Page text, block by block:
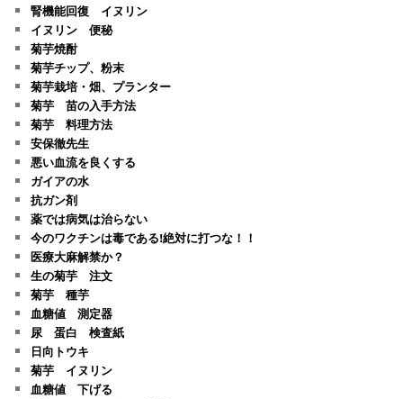
腎機能回復 イヌリン
イヌリン 便秘
菊芋焼酎
菊芋チップ、粉末
菊芋栽培・畑、プランター
菊芋 苗の入手方法
菊芋 料理方法
安保徹先生
悪い血流を良くする
ガイアの水
抗ガン剤
薬では病気は治らない
今のワクチンは毒である!絶対に打つな！！
医療大麻解禁か？
生の菊芋 注文
菊芋 種芋
血糖値 測定器
尿 蛋白 検査紙
日向トウキ
菊芋 イヌリン
血糖値 下げる